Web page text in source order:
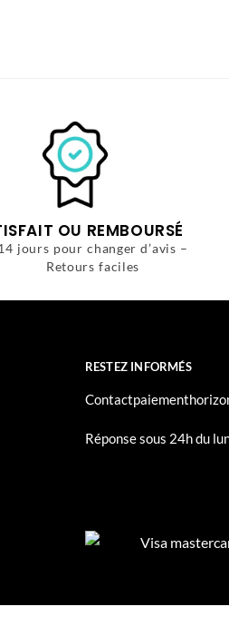
OU REMBOURSÉ
jours pour changer d’avis –
Retours faciles
RESTEZ INFORMÉS
Réponse sous 24h du